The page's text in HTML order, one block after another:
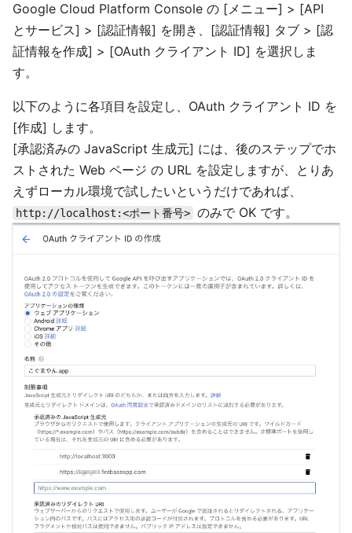
Google Cloud Platform Console の [メニュー] > [API
とサービス] > [認証情報] を開き、[認証情報] タブ > [認
証情報を作成] > [OAuth クライアント ID] を選択しま
す。
以下のように各項目を設定し、OAuth クライアント ID を
[作成] します。
[承認済みの JavaScript 生成元] には、後のステップでホ
ストされた Web ページ の URL を設定しますが、とりあ
えずローカル環境で試したいというだけであれば、
http://localhost:<ポート番号> のみで OK です。